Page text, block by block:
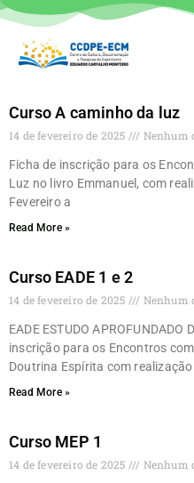
Curso A caminho da luz
14 de fevereiro de 2025 Nenhum
Ficha de inscrição para os
Luz no livro Emmanuel, com
Fevereiro a
Read More »
Curso EADE 1 e 2
14 de fevereiro de 2025 Nenhum
EADE ESTUDO APROFUNDADO
inscrição para os Encontros
Doutrina Espírita com
Read More »
Curso MEP 1
14 de fevereiro de 2025 Nenhum